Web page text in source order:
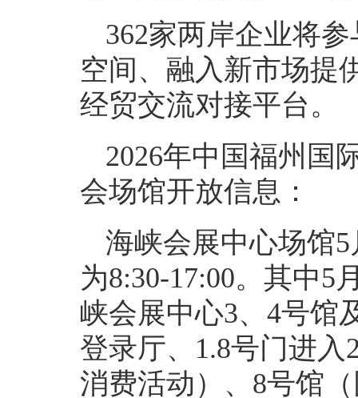
362家两岸企业将
空间、融入新市场提
经贸交流对接平台。
2026年中国福州国
会场馆开放信息：
海峡会展中心场馆
为8:30-17:00。其中5
峡会展中心3、4号馆
登录厅、1.8号门进
消费活动）、8号馆